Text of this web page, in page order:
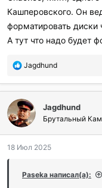
Кашперовского. Он
форматировать диски
А тут что надо будет
П
б
л
а
г
о
а
и
Jagdhund
Jagdhund
Брутальный
18 Июл 2025
Paseka написал(а):